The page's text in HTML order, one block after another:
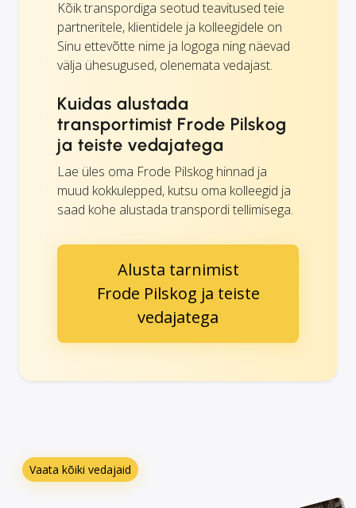
Kõik transpordiga seotud teavitused teie
partneritele, klientidele ja kolleegidele on
Sinu ettevõtte nime ja logoga ning näevad
välja ühesugused, olenemata vedajast.
Kuidas alustada
transportimist Frode Pilskog
ja teiste vedajatega
Lae üles oma Frode Pilskog hinnad ja
muud kokkulepped, kutsu oma kolleegid ja
saad kohe alustada transpordi tellimisega.
Alusta tarnimist
Frode Pilskog ja teiste
vedajatega
Vaata kõiki vedajaid